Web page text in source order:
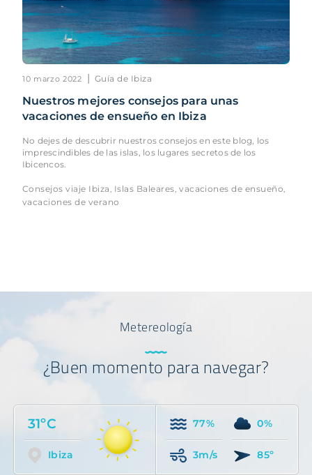
10 marzo 2022 | Guía de Ibiza
Nuestros mejores consejos para unas
vacaciones de ensueño en Ibiza
No dejes de descubrir nuestros consejos en este blog, los
imprescindibles de las islas, los lugares secretos de los
Ibicencos.
Consejos viaje Ibiza Islas Baleares ,vacaciones de ensueño
vacaciones de verano
Metereología
¿Buen momento para navegar?
31ºC
Ibiza
77%
3m/s
0%
85º